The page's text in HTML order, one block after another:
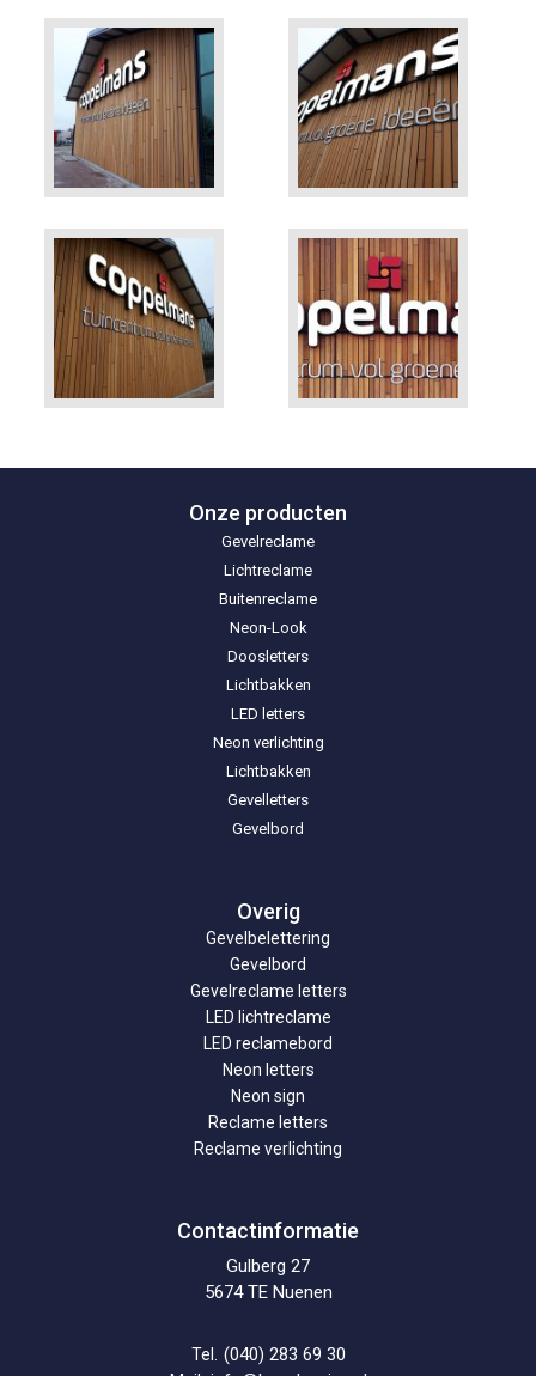
Onze producten
Gevelreclame
Lichtreclame
Buitenreclame
Neon-Look
Doosletters
Lichtbakken
LED letters
Neon verlichting
Lichtbakken
Gevelletters
Gevelbord
Overig
Gevelbelettering
Gevelbord
Gevelreclame letters
LED lichtreclame
LED reclamebord
Neon letters
Neon sign
Reclame letters
Reclame verlichting
Contactinformatie
Gulberg 27
5674 TE Nuenen
Tel. (040) 283 69 30